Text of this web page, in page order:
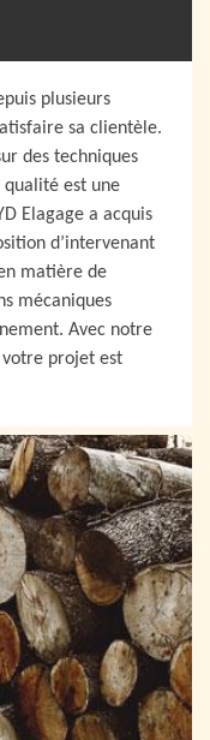
plusieurs
sa clientèle.
des techniques
est une
Elagage a acquis
d’intervenant
matière de
mécaniques
Avec notre
votre projet est